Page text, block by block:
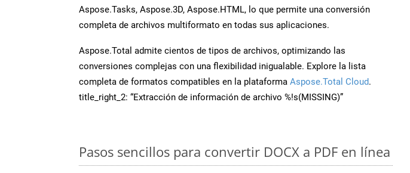
Aspose.Tasks, Aspose.3D, Aspose.HTML, lo que permite una conversión
completa de archivos multiformato en todas sus aplicaciones.
Aspose.Total admite cientos de tipos de archivos, optimizando las
conversiones complejas con una flexibilidad inigualable. Explore la lista
completa de formatos compatibles en la plataforma Aspose.Total Cloud.
title_right_2: “Extracción de información de archivo %!s(MISSING)”
Pasos sencillos para convertir DOCX a PDF en línea